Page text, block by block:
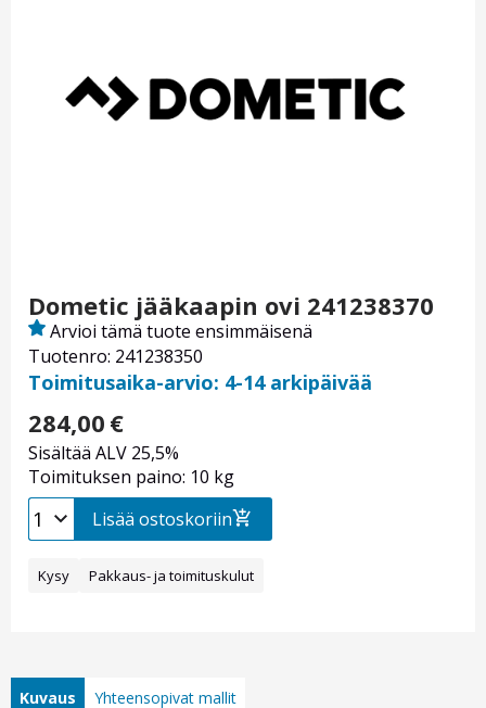
Dometic jääkaapin ovi 241238370
Tuotenro: 241238350
Arvioi tämä tuote ensimmäisenä
Toimitusaika-arvio: 4-14 arkipäivää
284,00 €
Sisältää ALV 25,5%
Toimituksen paino: 10 kg
Lisää ostoskoriin
Kysy Pakkaus- ja toimituskulut
Kuvaus Yhteensopivat mallit